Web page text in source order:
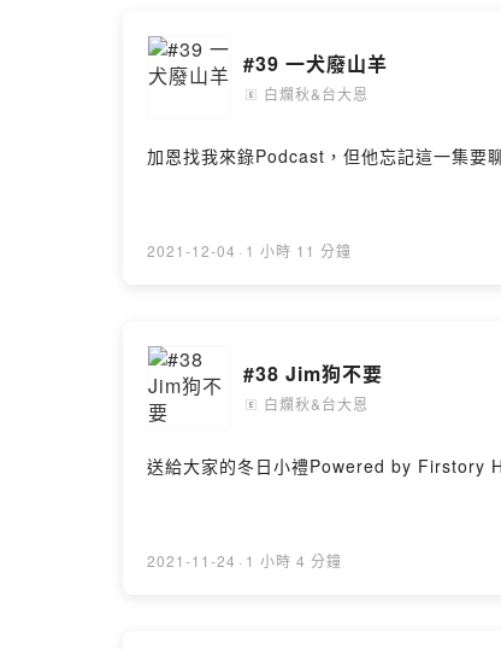
#39 一犬廢山羊
🄴 白爛秋&台大恩
加恩找我來錄Podcast，但他忘記這一集
2021-12-04 · 1 小時 11 分鐘
#38 Jim狗不要
🄴 白爛秋&台大恩
送給大家的冬日小禮Powered by Firstory
2021-11-24 · 1 小時 4 分鐘